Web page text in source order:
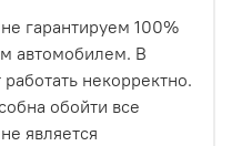
гарантируем 100%
автомобилем. В
некорректно.
обойти все
является